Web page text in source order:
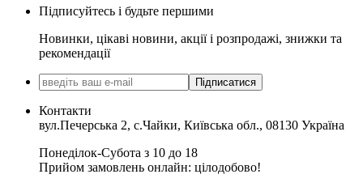
Підписуйтесь і будьте першими
Новинки, цікаві новини, акції і розпродажі, знижки та
рекомендації
Підписатися
Контакти
вул.Печерська 2, с.Чайки, Київська обл., 08130 Україна
Понеділок-Субота з 10 до 18
Прийом замовлень онлайн: цілодобово!